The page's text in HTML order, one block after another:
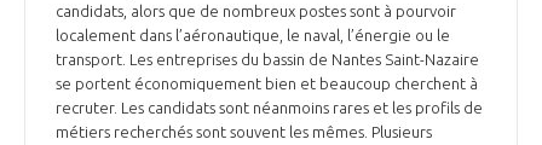
candidats, alors que de nombreux postes sont à pourvoir
localement dans l’aéronautique, le naval, l’énergie ou le
transport. Les entreprises du bassin de Nantes Saint-Nazaire
se portent économiquement bien et beaucoup cherchent à
recruter. Les candidats sont néanmoins rares et les profils de
métiers recherchés sont souvent les mêmes. Plusieurs